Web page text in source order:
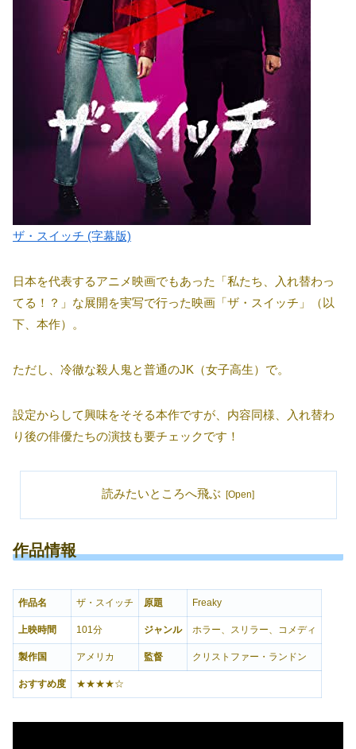
ザ・スイッチ (字幕版)
日本を代表するアニメ映画でもあった「私たち、入れ替わっ
てる！？」な展開を実写で行った映画「ザ・スイッチ」（以
下、本作）。
ただし、冷徹な殺人鬼と普通のJK（女子高生）で。
設定からして興味をそそる本作ですが、内容同様、入れ替わ
り後の俳優たちの演技も要チェックです！
読みたいところへ飛ぶ
作品情報
作品名 ザ・スイッチ 原題 Freaky
上映時間 101分 ジャンル ホラー、スリラー、コメディ
製作国 アメリカ 監督 クリストファー・ランドン
おすすめ度 ★★★★☆